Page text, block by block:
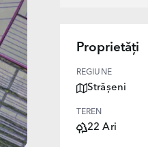
Proprietăți
REGIUNE
Strășeni
TEREN
22 Ari